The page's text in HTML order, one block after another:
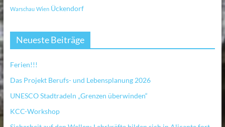
Warschau Wien Ückendorf
Neueste Beiträge
Ferien!!!
Das Projekt Berufs- und Lebensplanung 2026
UNESCO Stadtradeln „Grenzen überwinden“
KCC-Workshop